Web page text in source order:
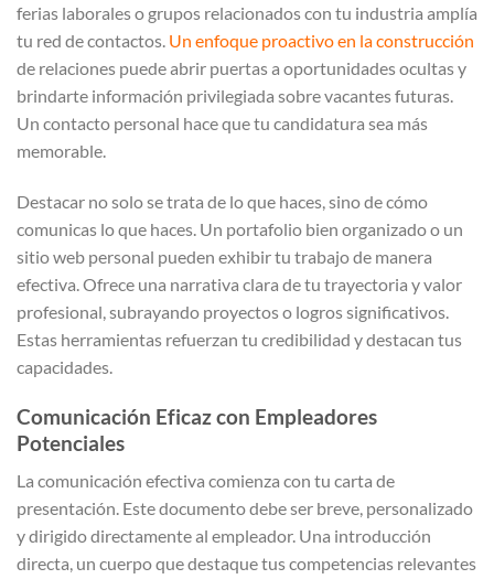
ferias laborales o grupos relacionados con tu industria amplía
tu red de contactos. Un enfoque proactivo en la construcción
de relaciones puede abrir puertas a oportunidades ocultas y
brindarte información privilegiada sobre vacantes futuras.
Un contacto personal hace que tu candidatura sea más
memorable.
Destacar no solo se trata de lo que haces, sino de cómo
comunicas lo que haces. Un portafolio bien organizado o un
sitio web personal pueden exhibir tu trabajo de manera
efectiva. Ofrece una narrativa clara de tu trayectoria y valor
profesional, subrayando proyectos o logros significativos.
Estas herramientas refuerzan tu credibilidad y destacan tus
capacidades.
Comunicación Eficaz con Empleadores
Potenciales
La comunicación efectiva comienza con tu carta de
presentación. Este documento debe ser breve, personalizado
y dirigido directamente al empleador. Una introducción
directa, un cuerpo que destaque tus competencias relevantes